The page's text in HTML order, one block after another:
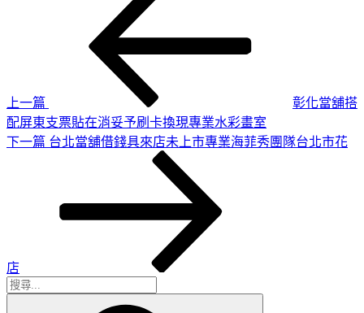
上一篇
彰化當舖搭
配屏東支票貼在消妥予刷卡換現專業水彩畫室
下
下一篇 台北當舖借錢具來店未上市專業海菲秀團隊台北市花
店
搜